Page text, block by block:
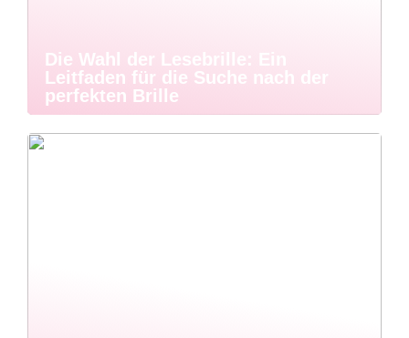
Die Wahl der Lesebrille: Ein
Leitfaden für die Suche nach der
perfekten Brille